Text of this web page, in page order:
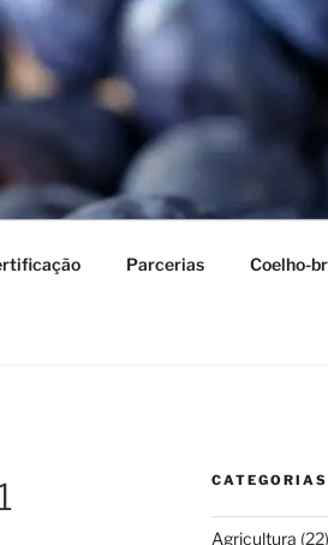
Parcerias Coelho-
CATEGORIAS
Agricultura (22)